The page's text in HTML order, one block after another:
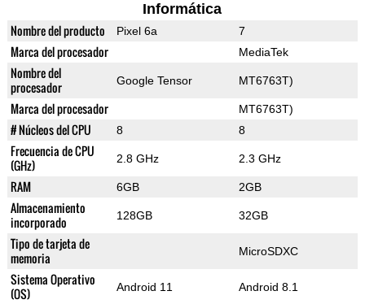
Informática
Nombre del producto Pixel 6a 7
Marca del procesador MediaTek
Nombre del
procesador
Google Tensor MT6763T)
Marca del procesador MT6763T)
# Núcleos del CPU 8 8
Frecuencia de CPU
(GHz)
2.8 GHz 2.3 GHz
RAM 6GB 2GB
Almacenamiento
incorporado
128GB 32GB
Tipo de tarjeta de
memoria
MicroSDXC
Sistema Operativo
(OS)
Android 11 Android 8.1